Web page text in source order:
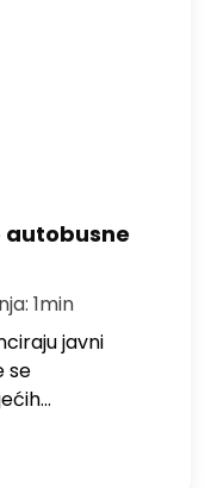
autobusne
1min
javni
se